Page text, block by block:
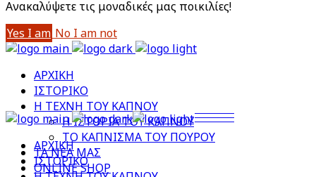
Aνακαλύψετε τις μοναδικές μας ποικιλίες!
Yes I am No I am not
ΑΡΧΙΚΗ
ΙΣΤΟΡΙΚΟ
Η ΤΕΧΝΗ ΤΟΥ ΚΑΠΝΟΥ
Η ΙΣΤΟΡΙΑ ΤΟΥ ΚΑΠΝΟΥ
ΤΟ ΚΑΠΝΙΣΜΑ ΤΟΥ ΠΟΥΡΟΥ
ΤΑ ΝΕΑ ΜΑΣ
ONLINE SHOP
ΑΡΧΙΚΗ
ΙΣΤΟΡΙΚΟ